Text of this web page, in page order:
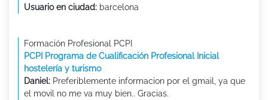
Usuario en ciudad: barcelona
Formación Profesional PCPI
PCPI Programa de Cualificación Profesional Inicial
hostelería y turismo
Daniel: Preferiblemente informacion por el gmail, ya que
el movil no me va muy bien.. Gracias.